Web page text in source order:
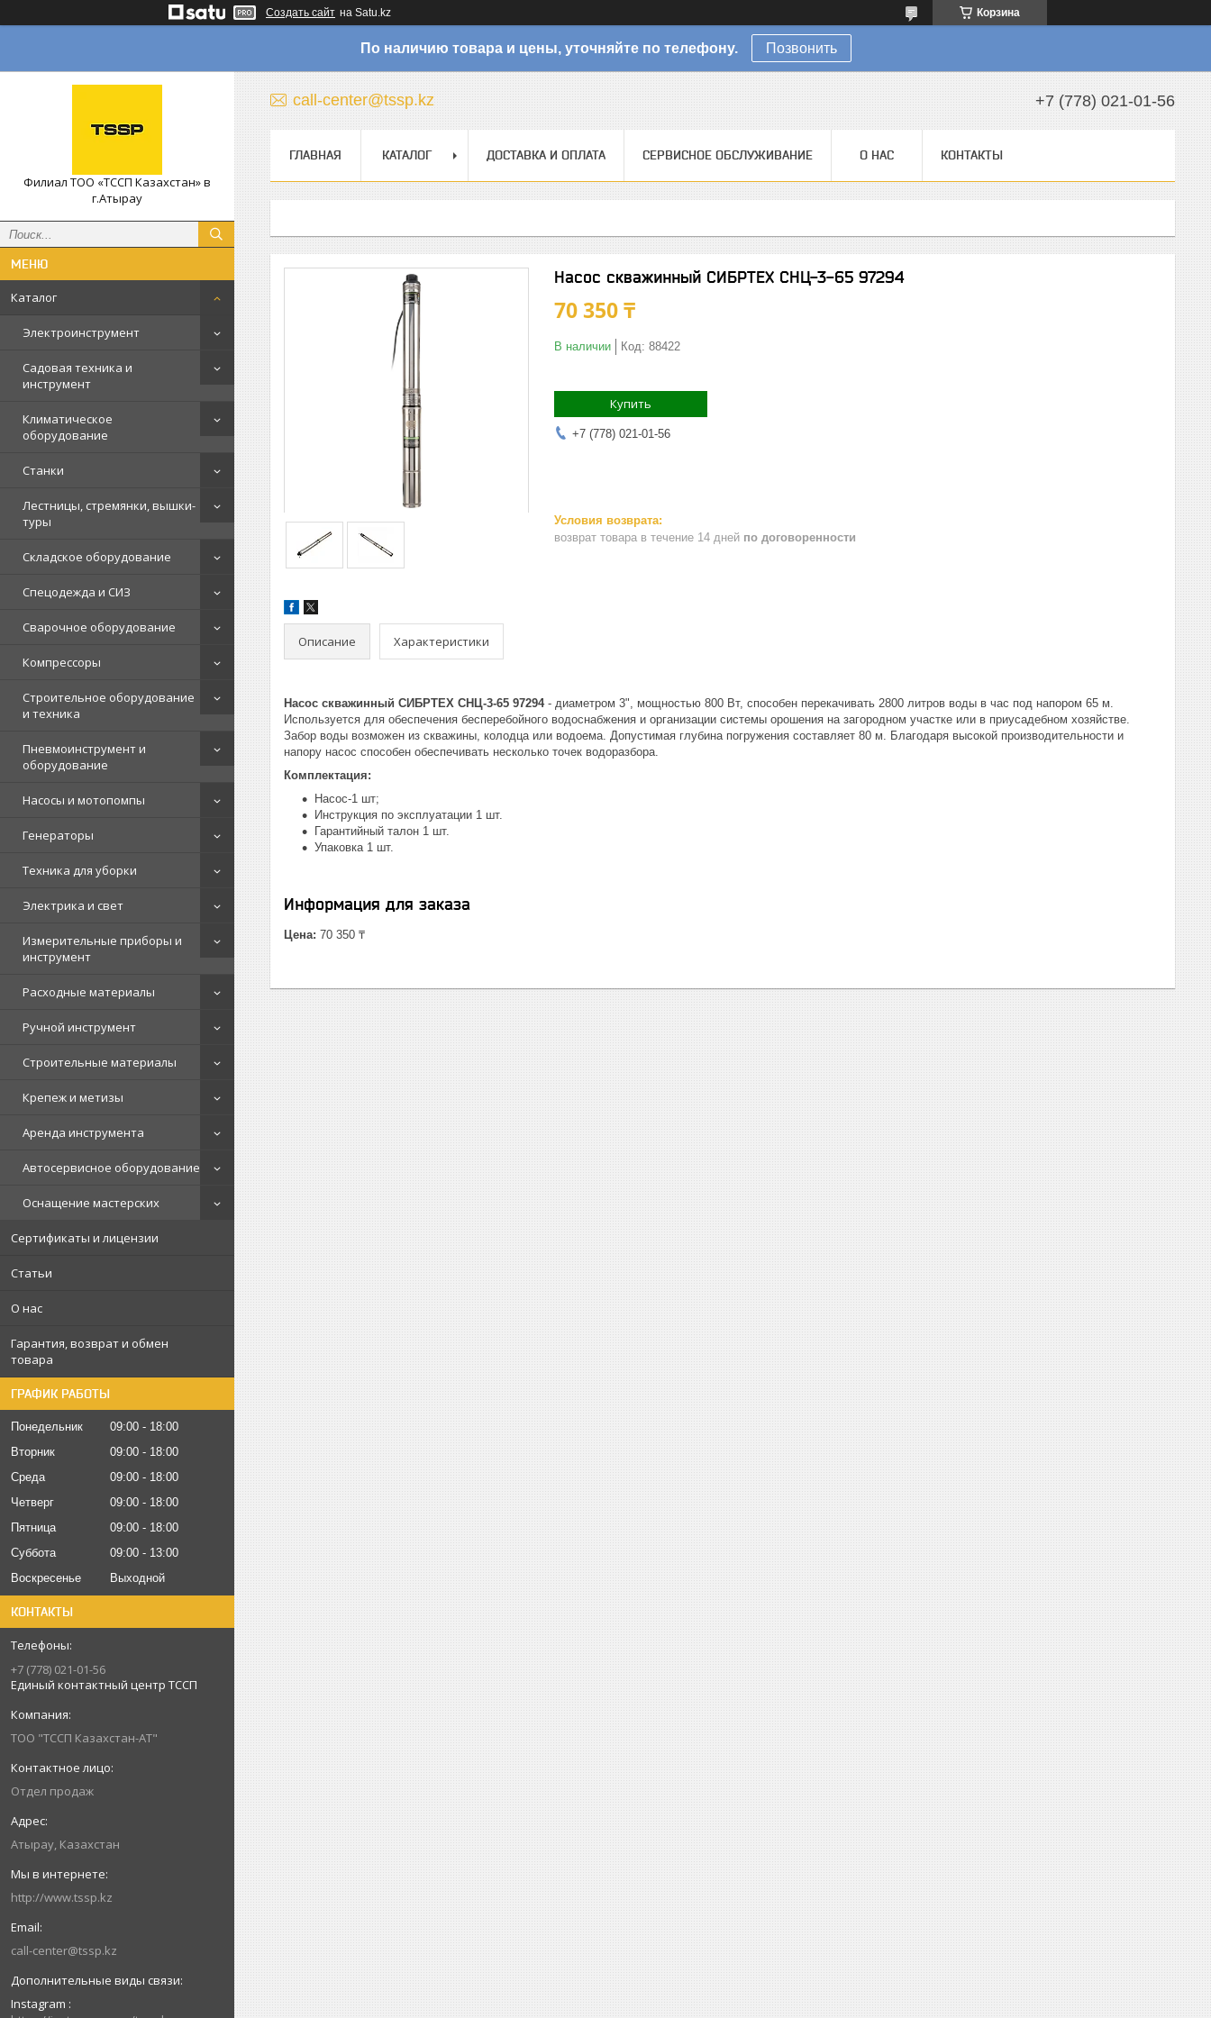
Создать сайт на Satu.kz Корзина
По наличию товара и цены, уточняйте по телефону. Позвонить
Филиал ТОО «ТССП Казахстан» в
г.Атырау
Каталог
Электроинструмент
Садовая техника и
инструмент
Климатическое
оборудование
Станки
Лестницы, стремянки, вышки-
туры
Складское оборудование
Спецодежда и СИЗ
Сварочное оборудование
Компрессоры
Строительное оборудование
и техника
Пневмоинструмент и
оборудование
Насосы и мотопомпы
Генераторы
Техника для уборки
Электрика и свет
Измерительные приборы и
инструмент
Расходные материалы
Ручной инструмент
Строительные материалы
Крепеж и метизы
Аренда инструмента
Автосервисное оборудование
Оснащение мастерских
Сертификаты и лицензии
Статьи
О нас
Гарантия, возврат и обмен
товара
ГРАФИК РАБОТЫ
Понедельник 09:00
18:00
Вторник
09:00
18:00
Среда
09:00
18:00
Четверг
09:00
18:00
Пятница
09:00
18:00
Суббота
09:00
13:00
Воскресенье
Выходной
КОНТАКТЫ
+7 (778) 021-01-56
Единый контактный центр ТССП
ТОО "ТССП Казахстан-АТ"
Отдел продаж
Атырау, Казахстан
http://www.tssp.kz
call-center@tssp.kz
Instagram
call-center@tssp.kz +7 (778) 021-01-56
ГЛАВНАЯ КАТАЛОГ ДОСТАВКА И ОПЛАТА СЕРВИСНОЕ ОБСЛУЖИВАНИЕ О НАС КОНТАКТЫ
Насос скважинный СИБРТЕХ CНЦ-3-65 97294
70 350 ₸
В наличии Код: 88422
Купить
+7 (778) 021-01-56
возврат товара в течение 14 дней по договоренности
Описание Характеристики
Насос скважинный СИБРТЕХ CНЦ-3-65 97294- диаметром 3", мощностью 800 Вт, способен перекачивать 2800 литров воды в час под напором 65 м.
Используется для обеспечения бесперебойного водоснабжения и организации системы орошения на загородном участке или в приусадебном хозяйстве.
Забор воды возможен из скважины, колодца или водоема. Допустимая глубина погружения составляет 80 м. Благодаря высокой производительности и
напору насос способен обеспечивать несколько точек водоразбора.
Комплектация:
Насос-1 шт;
Инструкция по эксплуатации 1 шт.
Гарантийный талон 1 шт.
Упаковка 1 шт.
Информация для заказа
Цена: 70 350 ₸